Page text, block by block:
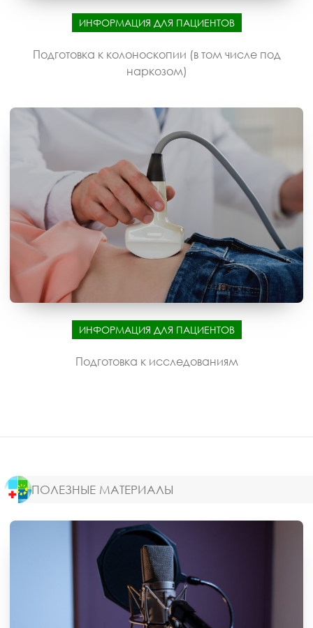
ИНФОРМАЦИЯ ДЛЯ ПАЦИЕНТОВ
Подготовка к колоноскопии (в том числе под
наркозом)
ИНФОРМАЦИЯ ДЛЯ ПАЦИЕНТОВ
Подготовка к исследованиям
ПОЛЕЗНЫЕ МАТЕРИАЛЫ